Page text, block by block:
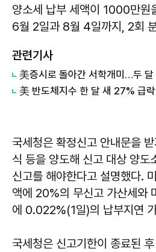
양소세 납부 세액이 1000만원
6월 2일과 8월 4일까지, 2회
관련기사
美증시로 돌아간 서학개미…두
국세청은 확정신고 안내문을
식 등을 양도해 신고 대상 양도
신고를 해야한다고 설명했다.
액에 20%의 무신고 가산세와
에 0.022%(1일)의 납부지연
국세청은 신고기한이 종료된